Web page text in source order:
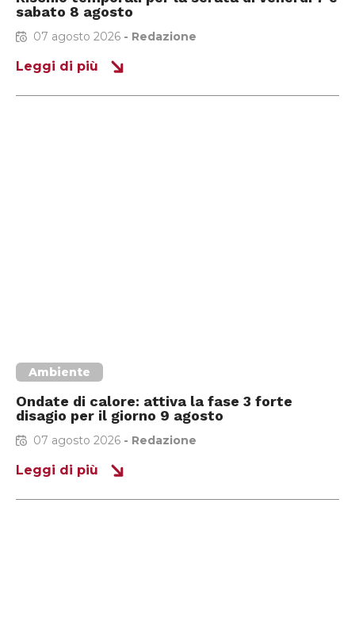
sabato 8 agosto
07 agosto 2026 - Redazione
Leggi di più
Ambiente
Ondate di calore: attiva la fase 3 forte
disagio per il giorno 9 agosto
07 agosto 2026 - Redazione
Leggi di più